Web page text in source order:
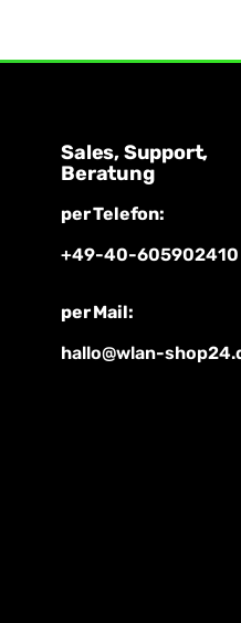
Sales, Support,
Beratung
per Telefon:
+49-40-605902410
per Mail:
hallo@wlan-